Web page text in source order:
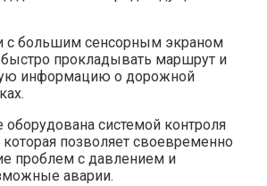
с большим сенсорным экраном
быстро прокладывать маршрут и
информацию о дорожной
системой контроля
позволяет своевременно
проблем с давлением и
аварии.